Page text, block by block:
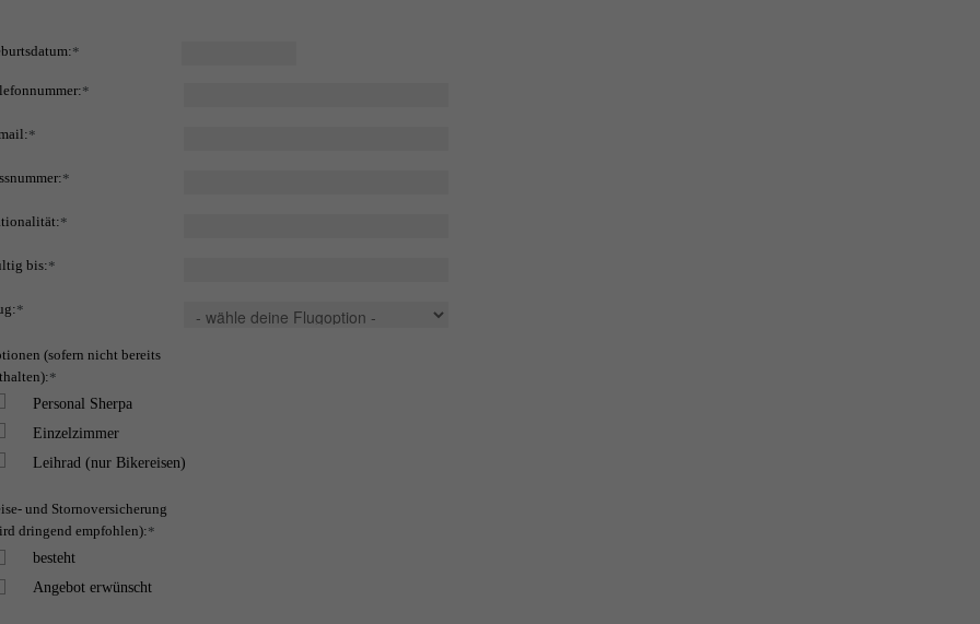
*
*
*
*
*
bis:*
*
(sofern nicht bereits
*
Personal Sherpa
Einzelzimmer
Leihrad (nur Bikereisen)
und Stornoversicherung
dringend empfohlen):*
besteht
Angebot erwünscht